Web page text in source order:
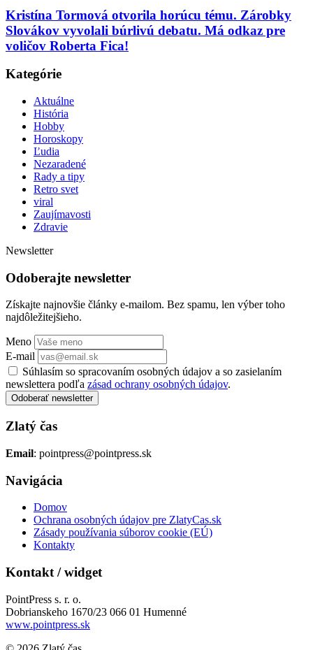
Kristína Tormová otvorila horúcu tému. Zárobky
Slovákov vyvolali búrlivú debatu. Má odkaz pre
voličov Roberta Fica!
Kategórie
Aktuálne
História
Hobby
Horoskopy
Ľudia
Nezaradené
Rady a tipy
Retro svet
viral
Zaujímavosti
Zdravie
Newsletter
Odoberajte newsletter
Získajte najnovšie články e-mailom. Bez spamu, len výber toho
najdôležitejšieho.
Meno
E-mail
Súhlasím so spracovaním osobných údajov a so zasielaním
newslettera podľa zásad ochrany osobných údajov.
Odoberať newsletter
Zlatý čas
Email: pointpress@pointpress.sk
Navigácia
Domov
Ochrana osobných údajov pre ZlatyCas.sk
Zásady používania súborov cookie (EÚ)
Kontakty
Kontakt / widget
PointPress s. r. o.
Dobrianskeho 1670/23 066 01 Humenné
www.pointpress.sk